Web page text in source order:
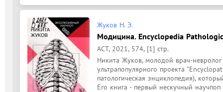
Жуков Н. Э.
Модицина. Encyclopedia
АСТ, 2021, 574, [1] стр.
Никита Жуков, молодой врач-невролог
ультрапопулярного проекта
патологическая энциклопедия),
Его книга - первый нескучный научпоп